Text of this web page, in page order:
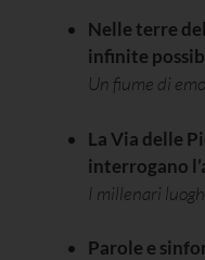
Nelle terre
infinite
Un fiume di
La Via delle
interrogano
I millenari
Parole e